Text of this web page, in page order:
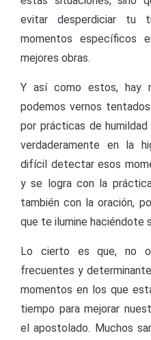
evitar desperdiciar tu
momentos específicos
mejores obras.
Y así como estos, hay
podemos vernos
por prácticas de
verdaderamente en la
difícil detectar esos
y se logra con la
también con la oración,
que te ilumine haciéndote
Lo cierto es que, no
frecuentes y
momentos en los que
tiempo para mejorar
el apostolado. Muchos